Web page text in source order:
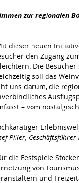
zur regionalen
dieser neuen
den Zugang
Die
soll das
uns darum, die
– vom
Piller,
die Festspiele
von
und